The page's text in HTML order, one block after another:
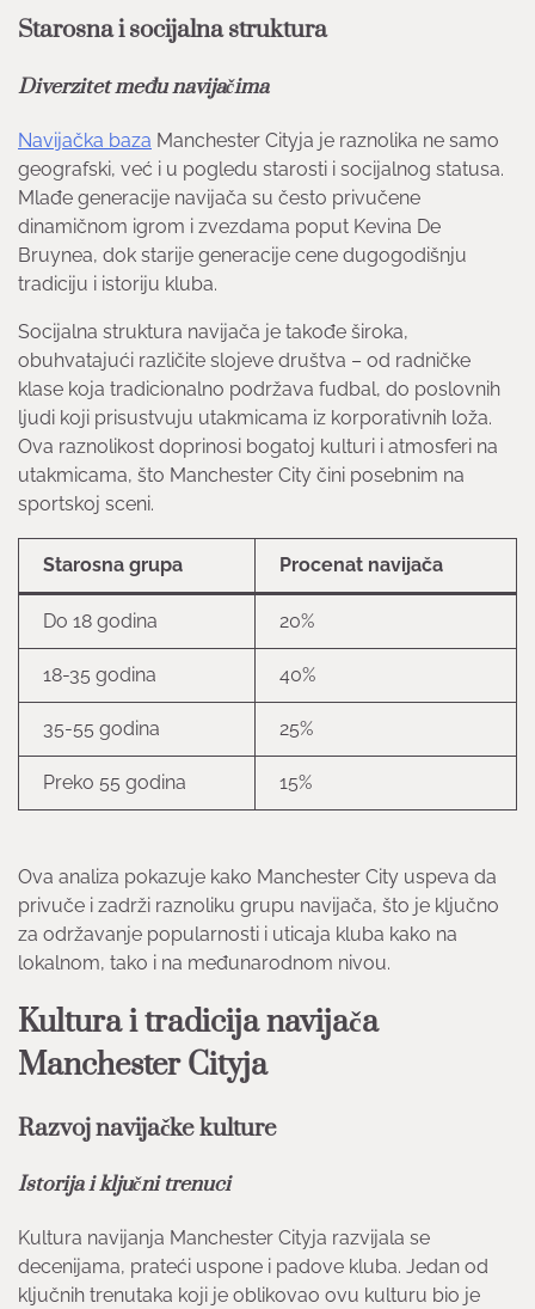
Starosna i socijalna struktura
Diverzitet među navijačima
Navijačka baza Manchester Cityja je raznolika ne samo
geografski, već i u pogledu starosti i socijalnog statusa.
Mlađe generacije navijača su često privučene
dinamičnom igrom i zvezdama poput Kevina De
Bruynea, dok starije generacije cene dugogodišnju
tradiciju i istoriju kluba.
Socijalna struktura navijača je takođe široka,
obuhvatajući različite slojeve društva – od radničke
klase koja tradicionalno podržava fudbal, do poslovnih
ljudi koji prisustvuju utakmicama iz korporativnih loža.
Ova raznolikost doprinosi bogatoj kulturi i atmosferi na
utakmicama, što Manchester City čini posebnim na
sportskoj sceni.
Starosna grupa Procenat navijača
Do 18 godina 20%
18-35 godina 40%
35-55 godina 25%
Preko 55 godina 15%
Ova analiza pokazuje kako Manchester City uspeva da
privuče i zadrži raznoliku grupu navijača, što je ključno
za održavanje popularnosti i uticaja kluba kako na
lokalnom, tako i na međunarodnom nivou.
Kultura i tradicija navijača
Manchester Cityja
Razvoj navijačke kulture
Istorija i ključni trenuci
Kultura navijanja Manchester Cityja razvijala se
decenijama, prateći uspone i padove kluba. Jedan od
ključnih trenutaka koji je oblikovao ovu kulturu bio je